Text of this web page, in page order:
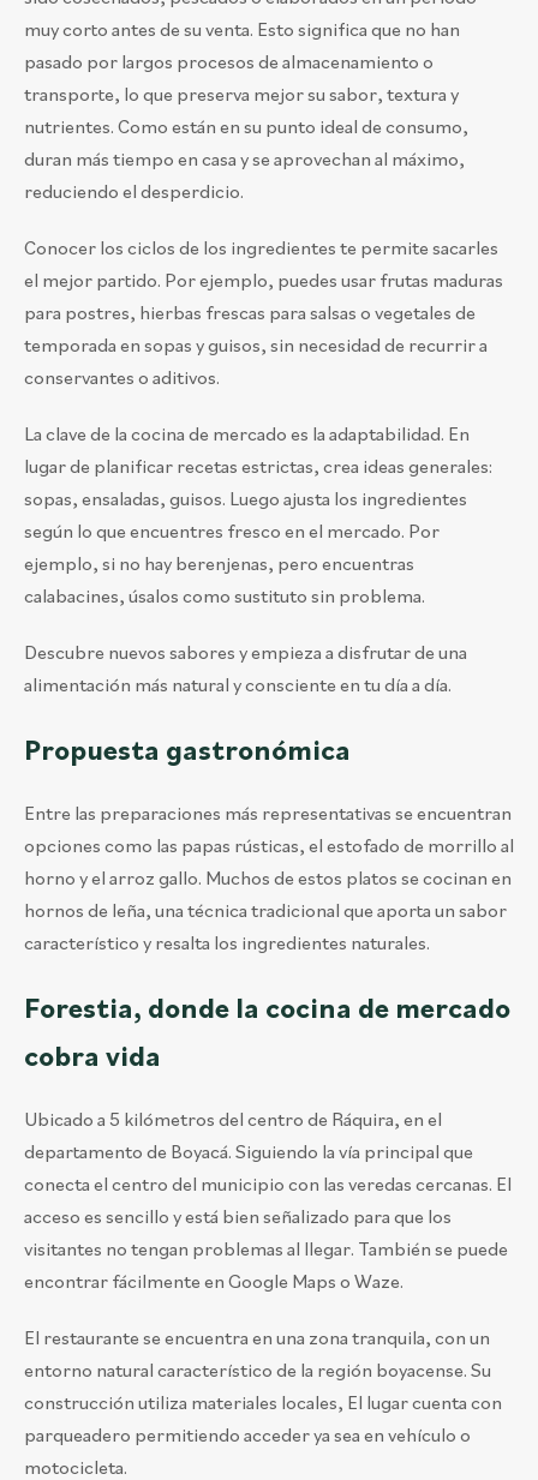
muy corto antes de su venta. Esto significa que no han
pasado por largos procesos de almacenamiento o
transporte, lo que preserva mejor su sabor, textura y
nutrientes. Como están en su punto ideal de consumo,
duran más tiempo en casa y se aprovechan al máximo,
reduciendo el desperdicio.
Conocer los ciclos de los ingredientes te permite sacarles
el mejor partido. Por ejemplo, puedes usar frutas maduras
para postres, hierbas frescas para salsas o vegetales de
temporada en sopas y guisos, sin necesidad de recurrir a
conservantes o aditivos.
La clave de la cocina de mercado es la adaptabilidad. En
lugar de planificar recetas estrictas, crea ideas generales:
sopas, ensaladas, guisos. Luego ajusta los ingredientes
según lo que encuentres fresco en el mercado. Por
ejemplo, si no hay berenjenas, pero encuentras
calabacines, úsalos como sustituto sin problema.
Descubre nuevos sabores y empieza a disfrutar de una
alimentación más natural y consciente en tu día a día.
Propuesta gastronómica
Entre las preparaciones más representativas se encuentran
opciones como las papas rústicas, el estofado de morrillo al
horno y el arroz gallo. Muchos de estos platos se cocinan en
hornos de leña, una técnica tradicional que aporta un sabor
característico y resalta los ingredientes naturales.
Forestia, donde la cocina de mercado
cobra vida
Ubicado a 5 kilómetros del centro de Ráquira, en el
departamento de Boyacá. Siguiendo la vía principal que
conecta el centro del municipio con las veredas cercanas. El
acceso es sencillo y está bien señalizado para que los
visitantes no tengan problemas al llegar. También se puede
encontrar fácilmente en Google Maps o Waze.
El restaurante se encuentra en una zona tranquila, con un
entorno natural característico de la región boyacense. Su
construcción utiliza materiales locales, El lugar cuenta con
parqueadero permitiendo acceder ya sea en vehículo o
motocicleta.